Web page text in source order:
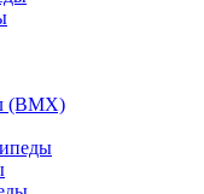
(BMX)